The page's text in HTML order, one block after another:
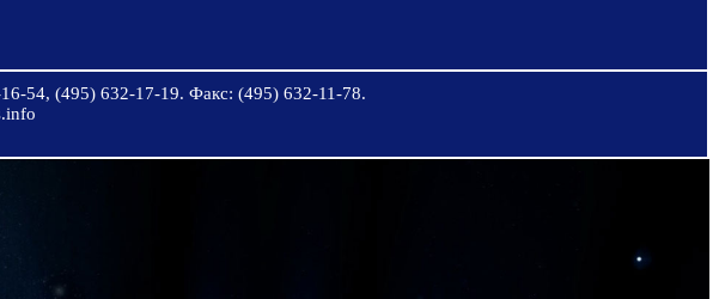
54, (495) 632-17-19. Факс: (495) 632-11-78.